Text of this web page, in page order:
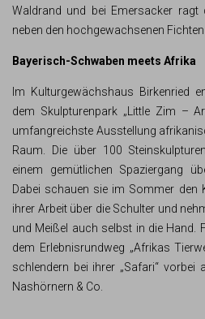
Waldrand und bei Emersacker
neben den hochgewachsenen Fichten
Bayerisch-Schwaben meets Afrika
Im Kulturgewächshaus Birkenried
dem Skulpturenpark „Little Zim –
umfangreichste Ausstellung
Raum. Die über 100
einem gemütlichen Spaziergang
Dabei schauen sie im Sommer den
ihrer Arbeit über die Schulter und
und Meißel auch selbst in die Hand.
dem Erlebnisrundweg „Afrikas
schlendern bei ihrer „Safari“ vorbei
Nashörnern & Co.